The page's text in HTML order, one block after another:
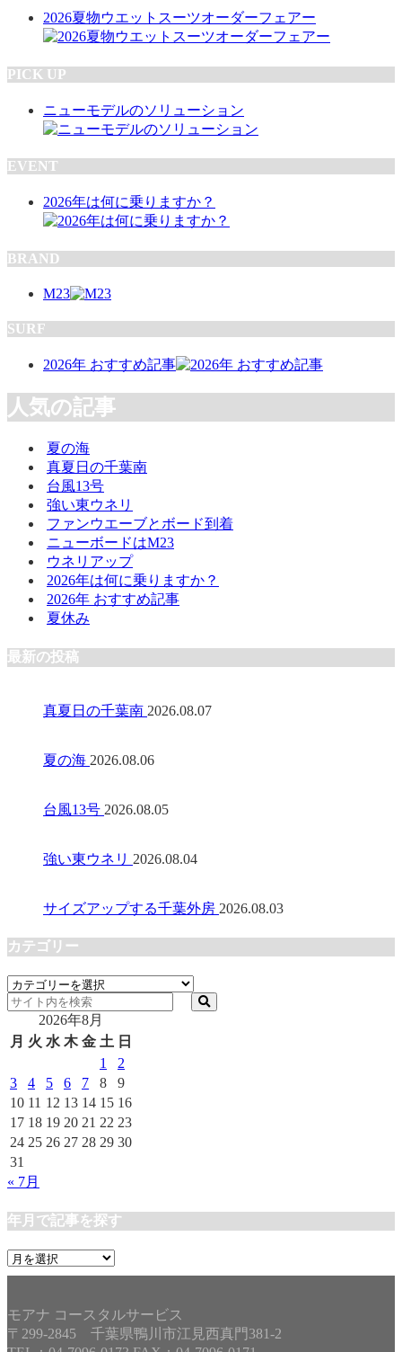
2026夏物ウエットスーツオーダーフェアー
PICK UP
ニューモデルのソリューション
EVENT
2026年は何に乗りますか？
BRAND
M23
SURF
2026年 おすすめ記事
人気の記事
夏の海
真夏日の千葉南
台風13号
強い東ウネリ
ファンウエーブとボード到着
ニューボードはM23
ウネリアップ
2026年は何に乗りますか？
2026年 おすすめ記事
夏休み
最新の投稿
真夏日の千葉南 2026.08.07
夏の海 2026.08.06
台風13号 2026.08.05
強い東ウネリ 2026.08.04
サイズアップする千葉外房 2026.08.03
カテゴリー
カ
テ
リ
2026年8月
月 火 水 木 金 土 日
1
2
3
4 5 6 7 8
9
10 11 12 13 14 15 16
17 18 19 20 21 22 23
24 25 26 27 28 29 30
31
« 7月
年月で記事を探す
年
月
記
事
モアナ コースタルサービス
〒299-2845 千葉県鴨川市江見西真門381-2